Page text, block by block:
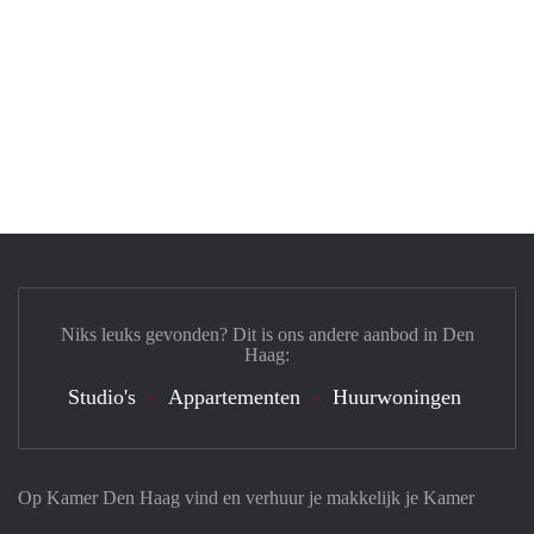
Op Kamer Den Haag vind en verhuur je makkelijk je Kamer
Niks leuks gevonden? Dit is ons andere aanbod in Den
Haag:
Studio's Appartementen Huurwoningen